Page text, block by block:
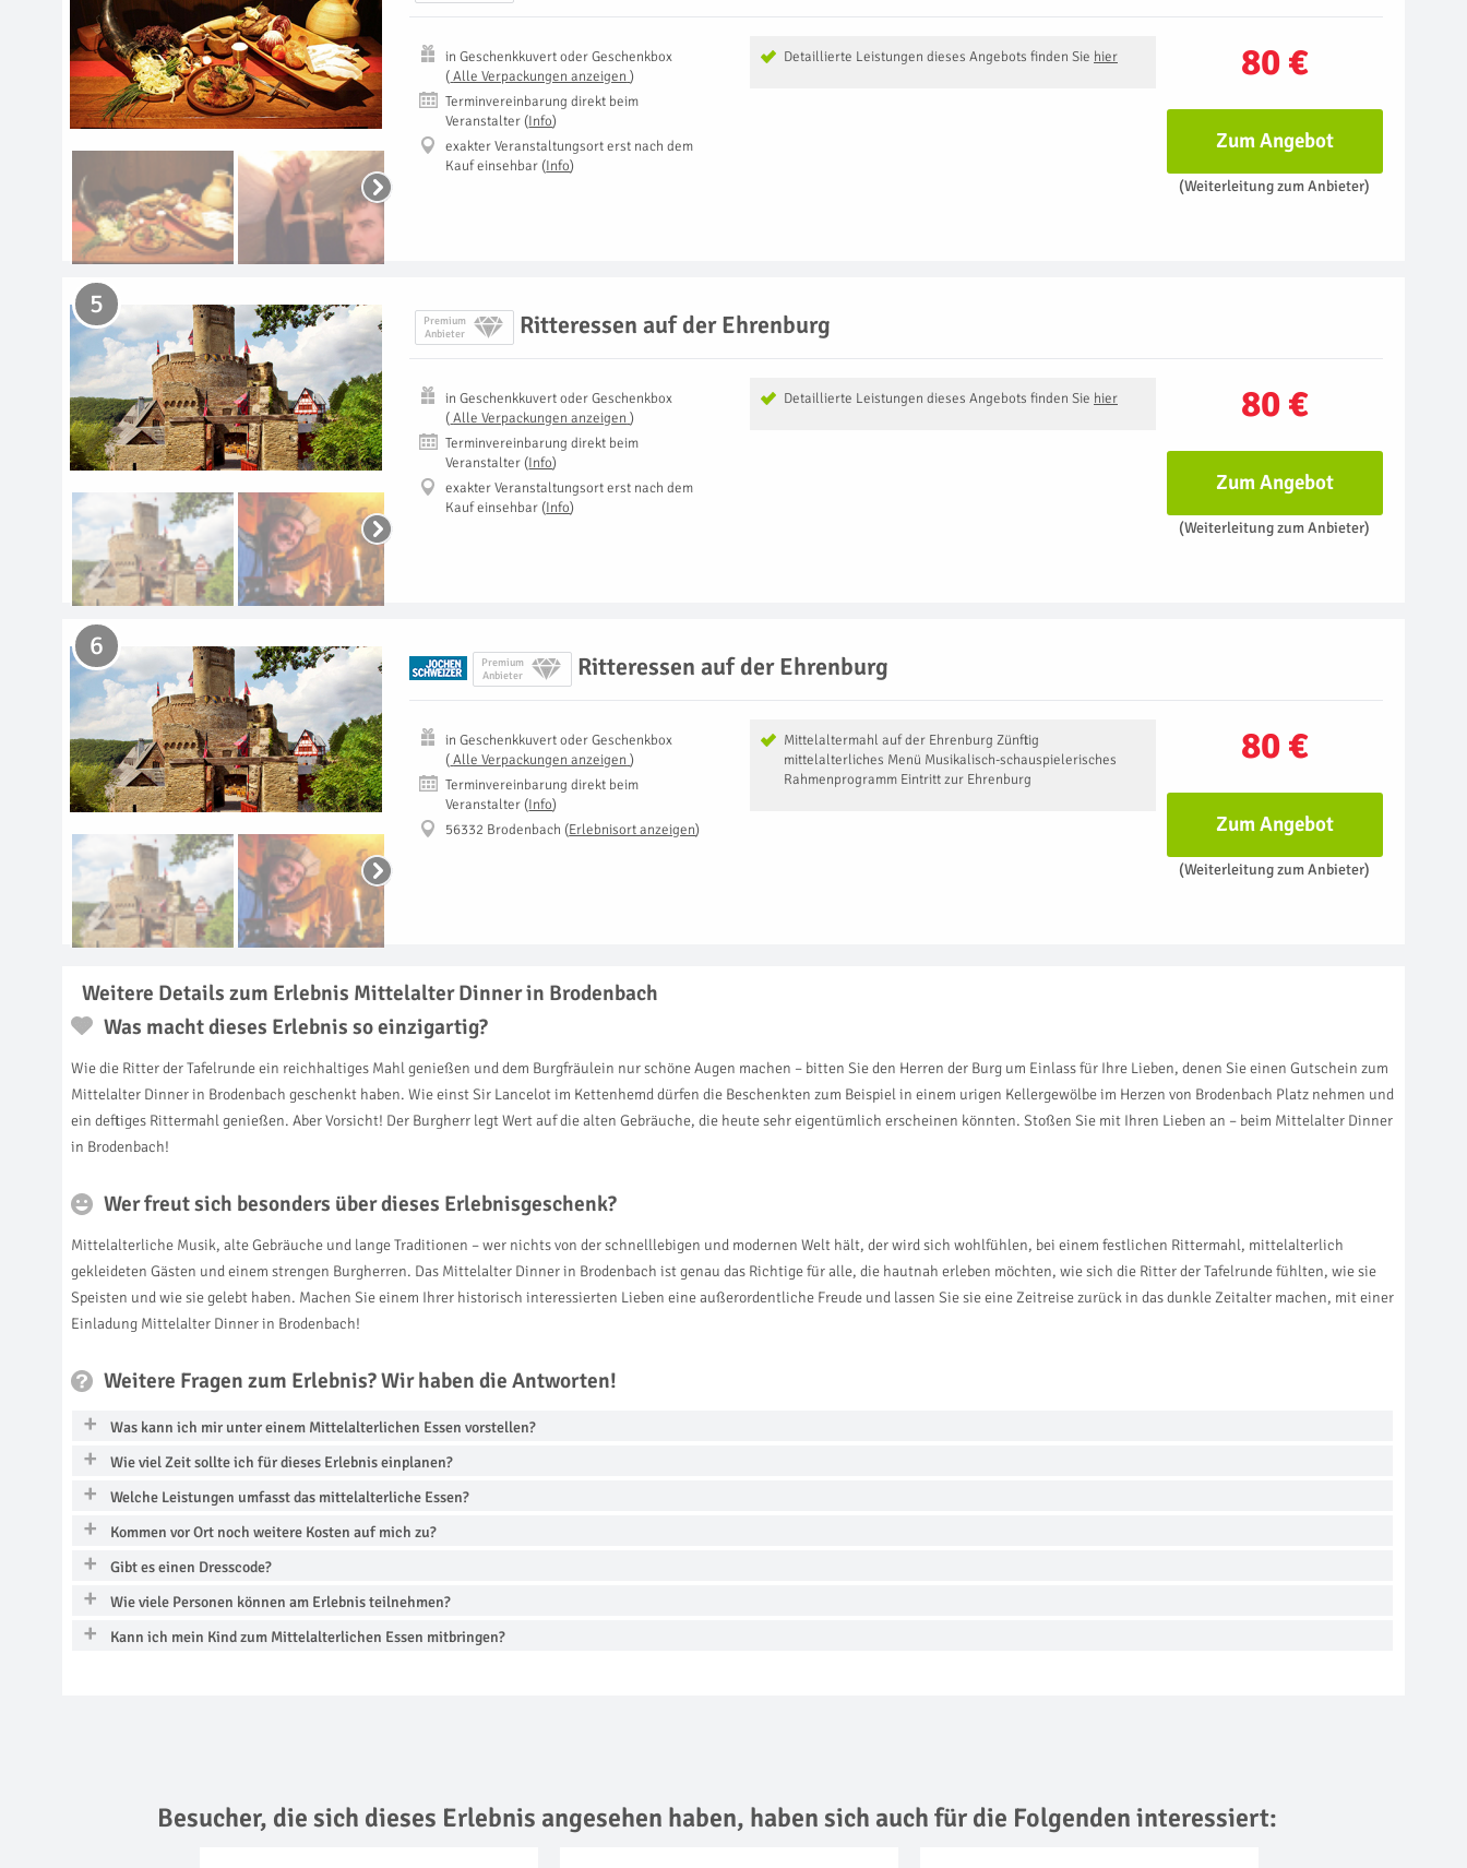
80 €
Detaillierte Leistungen dieses Angebots finden Sie hier
inGeschenkkuvert oder Geschenkbox
( Alle Verpackungen anzeigen )
Terminvereinbarung direkt beim
Veranstalter (Info)
exakter Veranstaltungsort erst nach dem
Kauf einsehbar (Info)
Zum Angebot
(Weiterleitung zum Anbieter)
Premium
Anbieter
Ritteressen auf der Ehrenburg
5
80 €
Detaillierte Leistungen dieses Angebots finden Sie hier
inGeschenkkuvert oder Geschenkbox
( Alle Verpackungen anzeigen )
Terminvereinbarung direkt beim
Veranstalter (Info)
exakter Veranstaltungsort erst nach dem
Kauf einsehbar (Info)
Zum Angebot
(Weiterleitung zum Anbieter)
Premium
Anbieter
Ritteressen auf der Ehrenburg
6
80 €
Mittelaltermahl auf der Ehrenburg Zünftig
mittelalterliches Menü Musikalisch-schauspielerisches
Rahmenprogramm Eintritt zur Ehrenburg
inGeschenkkuvert oder Geschenkbox
( Alle Verpackungen anzeigen )
Terminvereinbarung direkt beim
Veranstalter (Info)
56332 Brodenbach (Erlebnisort anzeigen) Zum Angebot
(Weiterleitung zum Anbieter)
Weitere Details zum Erlebnis Mittelalter Dinner in Brodenbach
Was macht dieses Erlebnis so einzigartig?
Wie die Ritter der Tafelrunde ein reichhaltiges Mahl genießen und dem Burgfräulein nur schöne Augen machen – bitten Sie den Herren der Burg um Einlass für Ihre Lieben, denen Sie einen Gutschein zum
Mittelalter Dinner in Brodenbach geschenkt haben. Wie einst Sir Lancelot im Kettenhemd dürfen die Beschenkten zum Beispiel in einem urigen Kellergewölbe im Herzen von Brodenbach Platz nehmen und
ein deftiges Rittermahl genießen. Aber Vorsicht! Der Burgherr legt Wert auf die alten Gebräuche, die heute sehr eigentümlich erscheinen könnten. Stoßen Sie mit Ihren Lieben an – beim Mittelalter Dinner
in Brodenbach!
Wer freut sich besonders über dieses Erlebnisgeschenk?
Mittelalterliche Musik, alte Gebräuche und lange Traditionen – wer nichts von der schnelllebigen und modernen Welt hält, der wird sich wohlfühlen, bei einem festlichen Rittermahl, mittelalterlich
gekleideten Gästen und einem strengen Burgherren. Das Mittelalter Dinner in Brodenbach ist genau das Richtige für alle, die hautnah erleben möchten, wie sich die Ritter der Tafelrunde fühlten, wie sie
Speisten und wie sie gelebt haben. Machen Sie einem Ihrer historisch interessierten Lieben eine außerordentliche Freude und lassen Sie sie eine Zeitreise zurück in das dunkle Zeitalter machen, mit einer
Einladung Mittelalter Dinner in Brodenbach!
Weitere Fragen zum Erlebnis? Wir haben die Antworten!
Was kann ich mir unter einem Mittelalterlichen Essen vorstellen?
Wie viel Zeit sollte ich für dieses Erlebnis einplanen?
Welche Leistungen umfasst das mittelalterliche Essen?
Kommen vor Ort noch weitere Kosten auf mich zu?
Gibt es einen Dresscode?
Wie viele Personen können am Erlebnis teilnehmen?
Kann ich mein Kind zum Mittelalterlichen Essen mitbringen?
Besucher, die sich dieses Erlebnis angesehen haben, haben sich auch für die Folgenden interessiert: